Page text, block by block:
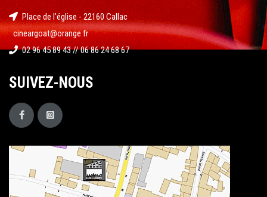
Place de l'église - 22160 Callac
cineargoat@orange.fr
02 96 45 89 43 // 06 86 24 68 67
SUIVEZ-NOUS